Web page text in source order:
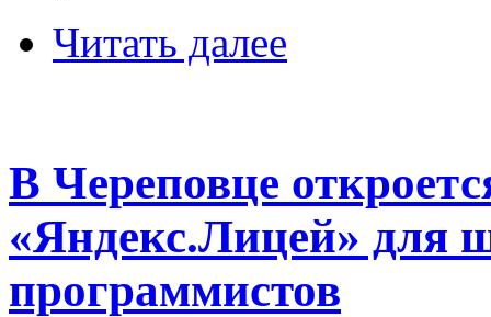
Читать далее
В Череповце
«Яндекс.Лицей» для
программистов